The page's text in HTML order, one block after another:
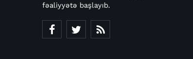
fəaliyyətə başlayıb.